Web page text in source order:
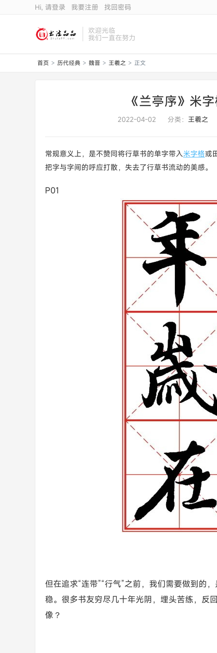
Hi, 请登录 我要注册 找回密码
欢迎光临
我们一直在努力
首页 > 历代经典 > 魏晋 > 王羲之 > 正文
《兰亭序》米
2022-04-02 分类： 王羲之
常规意义上，是不赞同将行草书的单字带入米字格或
把字与字间的呼应打散，失去了行草书流动的美感。
P01
但在追求“连带”“行气”之前，我们需要做到的
稳。很多书友穷尽几十年光阴，埋头苦练，反
像？